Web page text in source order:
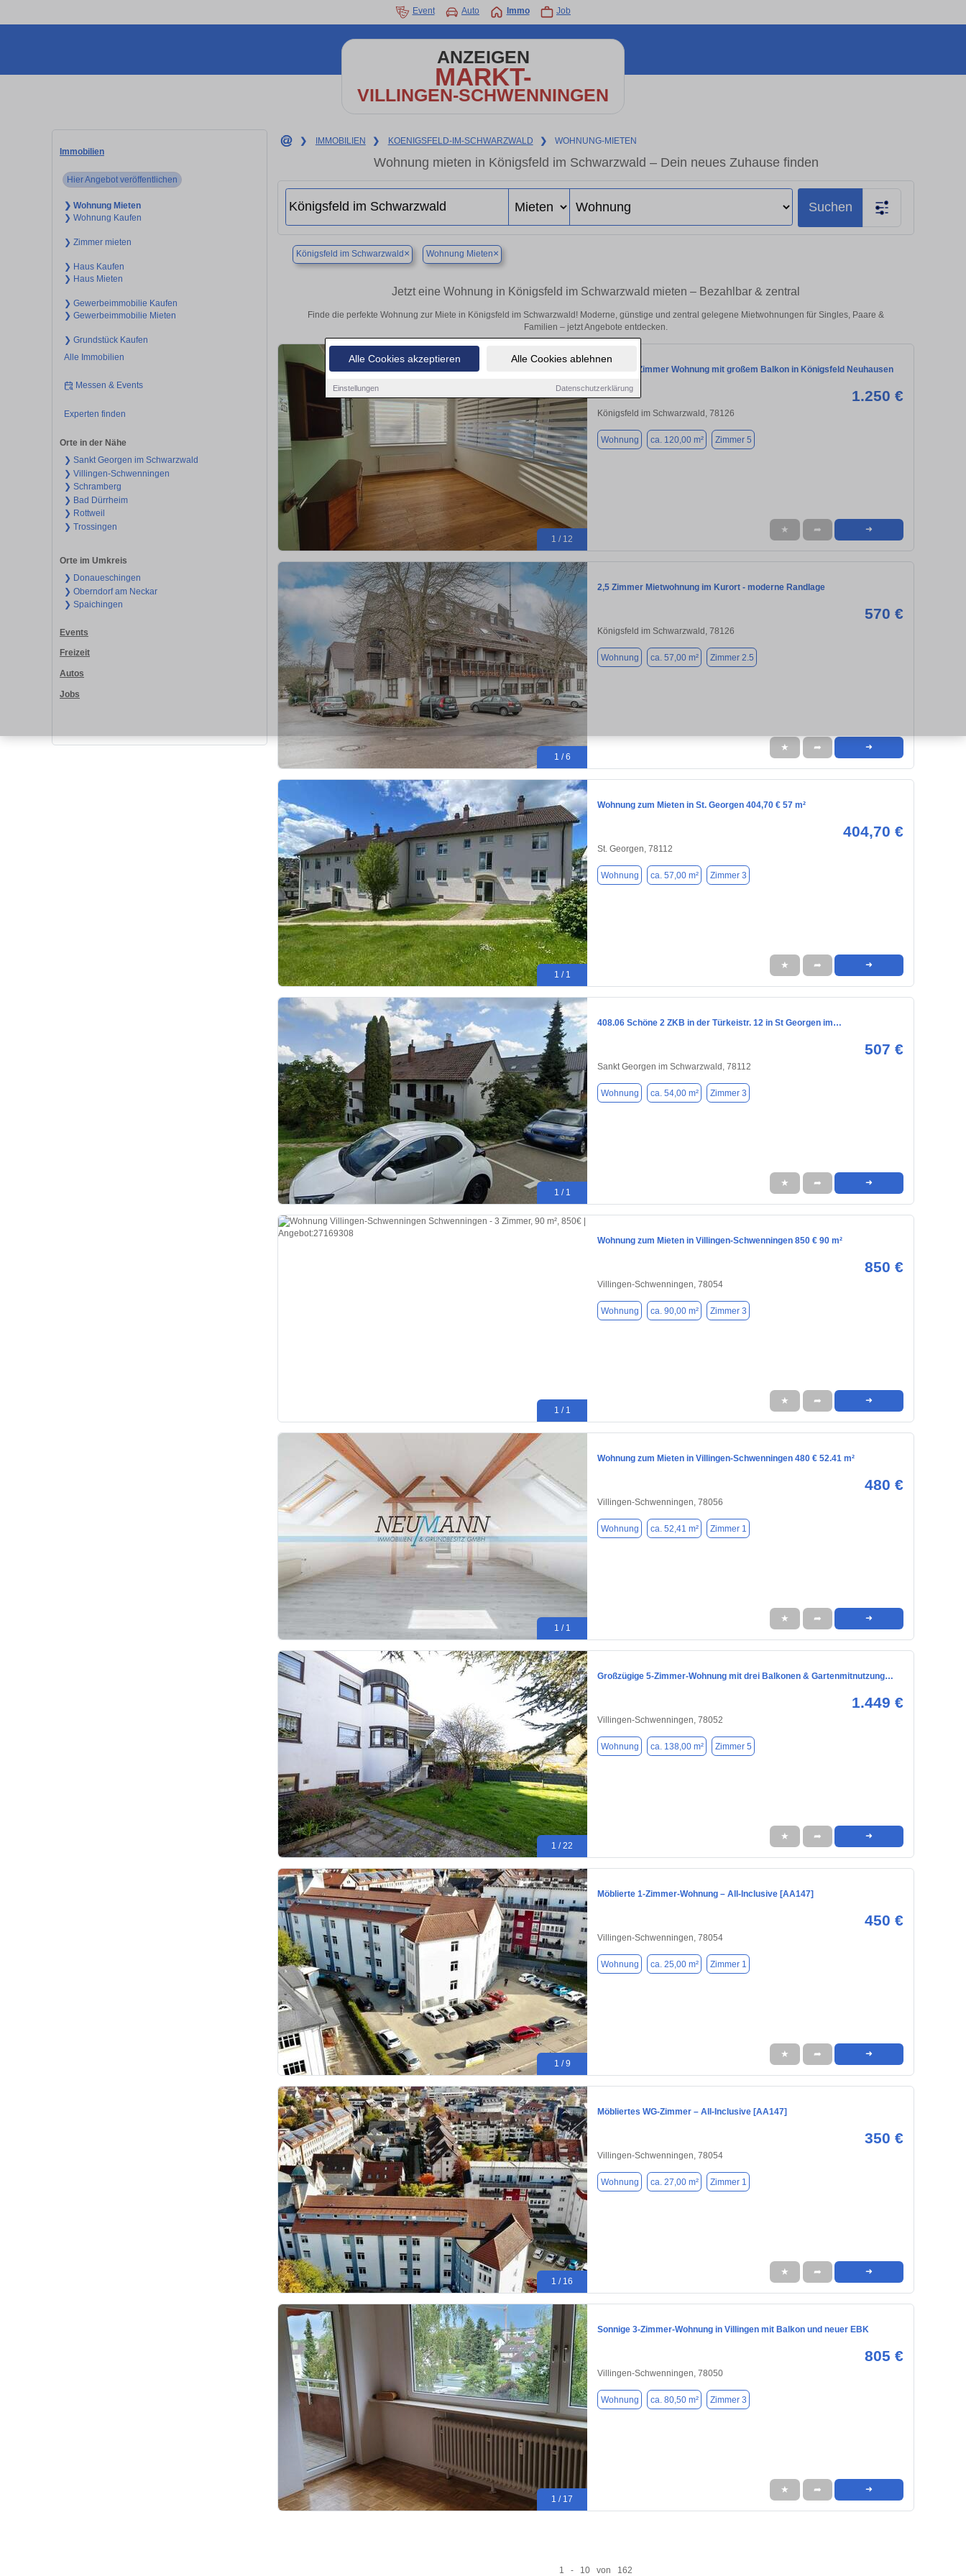
Alle Cookies akzeptieren Alle Cookies ablehnen
Einstellungen Datenschutzerklärung
Event Auto Immo Job
ANZEIGEN
MARKT-
VILLINGEN-SCHWENNINGEN
Immobilien
Hier Angebot veröffentlichen
❯ Wohnung Mieten
❯ Wohnung Kaufen
❯ Zimmer mieten
❯ Haus Kaufen
❯ Haus Mieten
❯ Gewerbeimmobilie Kaufen
❯ Gewerbeimmobilie Mieten
❯ Grundstück Kaufen
Alle Immobilien
Messen & Events
Experten finden
Orte in der Nähe
❯ Sankt Georgen im Schwarzwald
❯ Villingen-Schwenningen
❯ Schramberg
❯ Bad Dürrheim
❯ Rottweil
❯ Trossingen
Orte im Umkreis
❯ Donaueschingen
❯ Oberndorf am Neckar
❯ Spaichingen
Events
Freizeit
Autos
Jobs
❯ IMMOBILIEN ❯ KOENIGSFELD-IM-SCHWARZWALD ❯ WOHNUNG-MIETEN
Wohnung mieten in Königsfeld im Schwarzwald – Dein neues Zuhause finden
Suchen
Königsfeld im Schwarzwald × Wohnung Mieten×
Jetzt eine Wohnung in Königsfeld im Schwarzwald mieten – Bezahlbar & zentral
Finde die perfekte Wohnung zur Miete in Königsfeld im Schwarzwald! Moderne, günstige und zentral gelegene Mietwohnungen für Singles, Paare &
Familien – jetzt Angebote entdecken.
1 / 12
Schöne 5 Zimmer Wohnung mit großem Balkon in Königsfeld Neuhausen
1.250 €
Königsfeld im Schwarzwald, 78126
Wohnung ca. 120,00 m² Zimmer 5
★ ➦ ➜
1 / 6
2,5 Zimmer Mietwohnung im Kurort - moderne Randlage
570 €
Königsfeld im Schwarzwald, 78126
Wohnung ca. 57,00 m² Zimmer 2.5
★ ➦ ➜
1 / 1
Wohnung zum Mieten in St. Georgen 404,70 € 57 m²
404,70 €
St. Georgen, 78112
Wohnung ca. 57,00 m² Zimmer 3
★ ➦ ➜
1 / 1
408.06 Schöne 2 ZKB in der Türkeistr. 12 in St Georgen im…
507 €
Sankt Georgen im Schwarzwald, 78112
Wohnung ca. 54,00 m² Zimmer 3
★ ➦ ➜
1 / 1
Wohnung zum Mieten in Villingen-Schwenningen 850 € 90 m²
850 €
Villingen-Schwenningen, 78054
Wohnung ca. 90,00 m² Zimmer 3
★ ➦ ➜
1 / 1
Wohnung zum Mieten in Villingen-Schwenningen 480 € 52.41 m²
480 €
Villingen-Schwenningen, 78056
Wohnung ca. 52,41 m² Zimmer 1
★ ➦ ➜
1 / 22
Großzügige 5-Zimmer-Wohnung mit drei Balkonen & Gartenmitnutzung…
1.449 €
Villingen-Schwenningen, 78052
Wohnung ca. 138,00 m² Zimmer 5
★ ➦ ➜
1 / 9
Möblierte 1-Zimmer-Wohnung – All-Inclusive [AA147]
450 €
Villingen-Schwenningen, 78054
Wohnung ca. 25,00 m² Zimmer 1
★ ➦ ➜
1 / 16
Möbliertes WG-Zimmer – All-Inclusive [AA147]
350 €
Villingen-Schwenningen, 78054
Wohnung ca. 27,00 m² Zimmer 1
★ ➦ ➜
1 / 17
Sonnige 3-Zimmer-Wohnung in Villingen mit Balkon und neuer EBK
805 €
Villingen-Schwenningen, 78050
Wohnung ca. 80,50 m² Zimmer 3
★ ➦ ➜
1 - 10 von 162